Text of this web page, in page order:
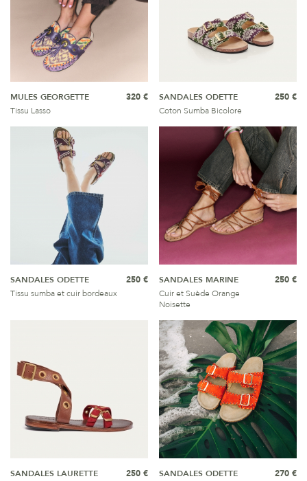
MULES GEORGETTE
Tissu Lasso
320 €
SANDALES ODETTE
Coton Sumba Bicolore
250 €
SANDALES ODETTE
Tissu sumba et cuir bordeaux
250 €
SANDALES MARINE
Cuir et Suède Orange
Noisette
250 €
SANDALES LAURETTE
250 €
SANDALES ODETTE
270 €